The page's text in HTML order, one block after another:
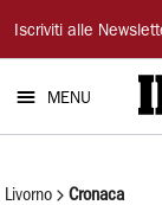
Il
Tirreno
Iscriviti alle
MENU
Livorno Cronaca